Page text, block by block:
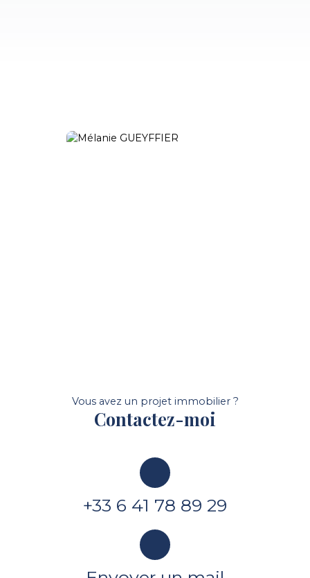
Vous avez un projet immobilier ?
Contactez-moi
+33 6 41 78 89 29